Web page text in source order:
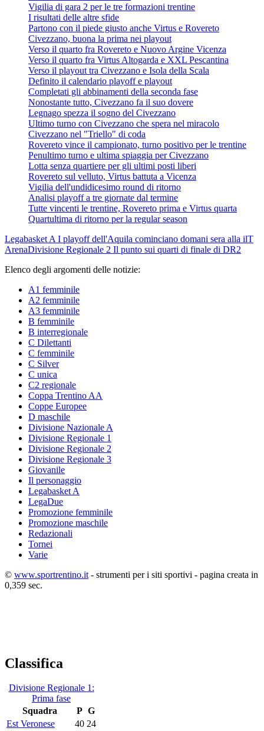
Vigilia di gara 2 per le tre formazioni trentine
I risultati delle altre sfide
Partono con il piede giusto anche Virtus e Rovereto
Civezzano, buona la prima nei playout
Verso il quarto fra Rovereto e Nuovo Argine Vicenza
Verso il quarto fra Virtus Altogarda e XXL Pescantina
Verso il playout tra Civezzano e Isola della Scala
Definito il calendario playoff e playout
Completati gli abbinamenti della seconda fase
Nonostante tutto, Civezzano fa il suo dovere
Legnago spezza il sogno del Civezzano
Ultimo turno con Civezzano che spera nel miracolo
Civezzano nel "Triello" di coda
Rovereto vince il campionato, turno positivo per le trentine
Penultimo turno e ultima spiaggia per Civezzano
Lotta senza quartiere per gli ultimi posti liberi
Rovereto sul velluto, Virtus battuta a Vicenza
Vigilia dell'undidicesimo round di ritorno
Analisi playoff a tre giornate dal termine
Tutte vincenti le trentine, Rovereto prima e Virtus quarta
Quartultima di ritorno per la regular season
Legabasket A I playoff dell'Aquila cominciano domani sera alla ilT
ArenaDivisione Regionale 2 Il punto sui quarti di finale di DR2
Elenco degli argomenti delle notizie:
A1 femminile
A2 femminile
A3 femminile
B femminile
B interregionale
C Dilettanti
C femminile
C Silver
C unica
C2 regionale
Coppa Trentino AA
Coppe Europee
D maschile
Divisione Nazionale A
Divisione Regionale 1
Divisione Regionale 2
Divisione Regionale 3
Giovanile
Il personaggio
Legabasket A
LegaDue
Promozione femminile
Promozione maschile
Redazionali
Tornei
Varie
© www.sportrentino.it - strumenti per i siti sportivi - pagina creata in
0,359 sec.
Classifica
Divisione Regionale 1:
Prima fase
Squadra
P G
Est Veronese
40 24